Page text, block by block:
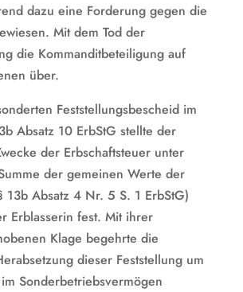
dazu eine Forderung gegen die
Mit dem Tod der
die Kommanditbeteiligung auf
über.
Feststellungsbescheid im
Absatz 10 ErbStG stellte der
der Erbschaftsteuer unter
der gemeinen Werte der
13b Absatz 4 Nr. 5 S. 1 ErbStG)
Erblasserin fest. Mit ihrer
Klage begehrte die
dieser Feststellung um
Sonderbetriebsvermögen